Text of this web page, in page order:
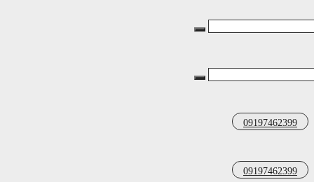
09197462399
09197462399